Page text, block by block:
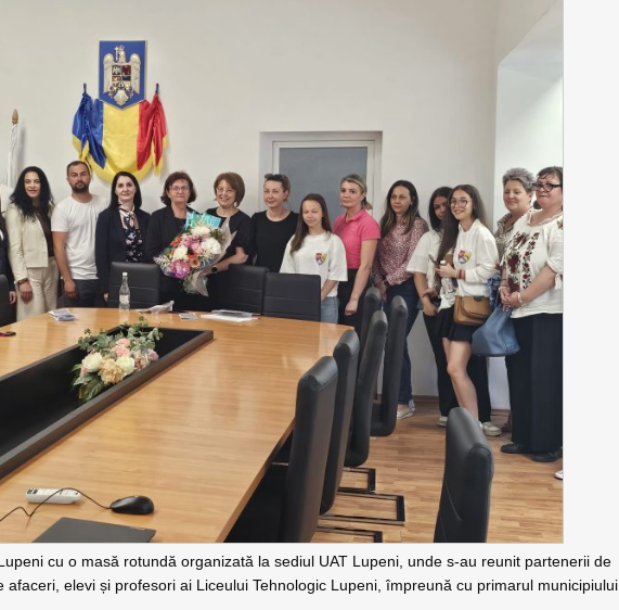
cu o masă rotundă organizată la sediul UAT Lupeni, unde s-au reunit partenerii de
elevi și profesori ai Liceului Tehnologic Lupeni, împreună cu primarul municipiului